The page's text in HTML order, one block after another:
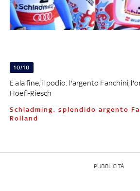
10/10
E ala fine, il podio: l'argento Fanchini,
Hoefl-Riesch
Schladming, splendido argento Fanchini. L'oro alla
Rolland
PUBBLICITÀ